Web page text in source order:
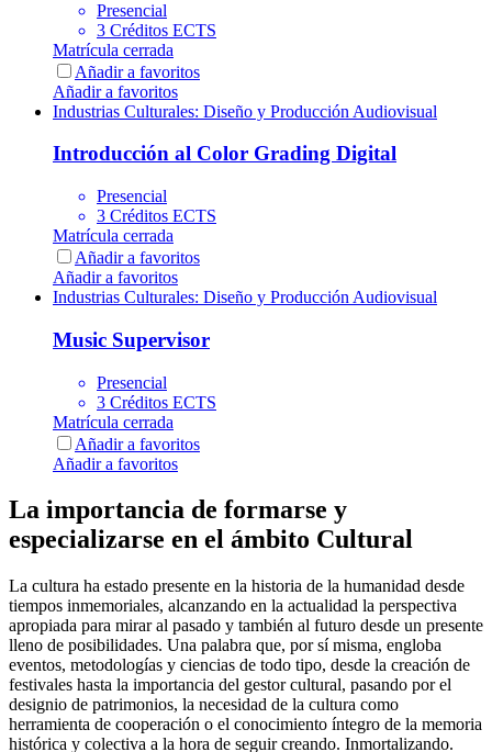
Presencial
3 Créditos ECTS
Matrícula cerrada
Añadir a favoritos
Añadir a favoritos
Industrias Culturales: Diseño y Producción Audiovisual
Introducción al Color Grading Digital
Presencial
3 Créditos ECTS
Matrícula cerrada
Añadir a favoritos
Añadir a favoritos
Industrias Culturales: Diseño y Producción Audiovisual
Music Supervisor
Presencial
3 Créditos ECTS
Matrícula cerrada
Añadir a favoritos
Añadir a favoritos
La importancia de formarse y
especializarse en el ámbito Cultural
La cultura ha estado presente en la historia de la humanidad desde
tiempos inmemoriales, alcanzando en la actualidad la perspectiva
apropiada para mirar al pasado y también al futuro desde un presente
lleno de posibilidades. Una palabra que, por sí misma, engloba
eventos, metodologías y ciencias de todo tipo, desde la creación de
festivales hasta la importancia del gestor cultural, pasando por el
designio de patrimonios, la necesidad de la cultura como
herramienta de cooperación o el conocimiento íntegro de la memoria
histórica y colectiva a la hora de seguir creando. Inmortalizando.